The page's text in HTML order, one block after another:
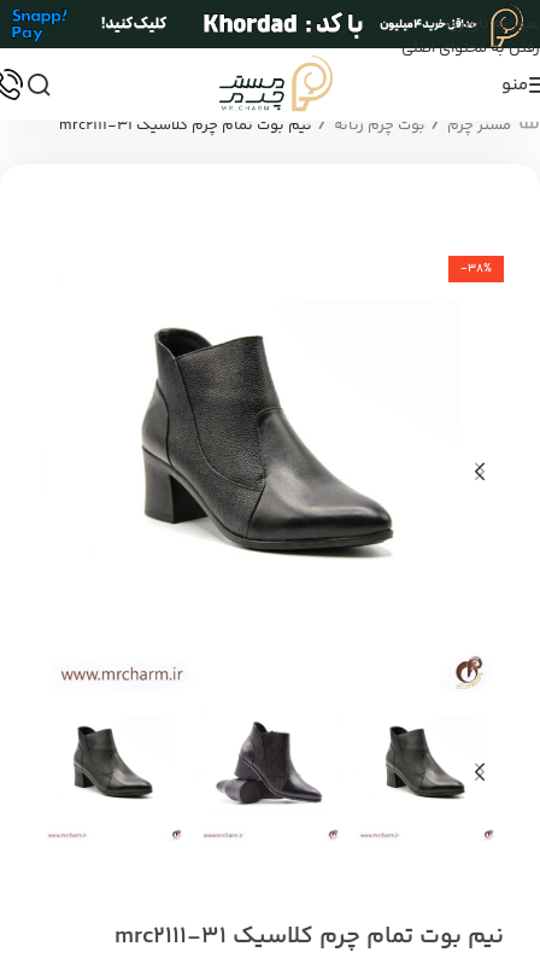
عبور به ناوبری
رفتن به محتوای اصلی
منو
مستر چرم / بوت چرم زنانه / نیم بوت تمام چرم کلاسیک mrc2111-31
-38%
نیم بوت تمام چرم کلاسیک mrc2111-31